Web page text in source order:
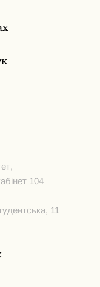
104
11